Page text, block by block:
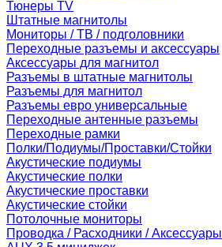
Тюнеры TV
Штатные магнитолы
Мониторы / ТВ / подголовники
Переходные разъемы и аксессуары
Аксессуары для магнитол
Разъемы в штатные магнитолы
Разъемы для магнитол
Разъемы евро универсальные
Переходные антенные разъемы
Переходные рамки
Полки/Подиумы/Проставки/Стойки
Акустические подиумы
Акустические полки
Акустические проставки
Акустические стойки
Потолочные мониторы
Проводка / Расходники / Аксессуары